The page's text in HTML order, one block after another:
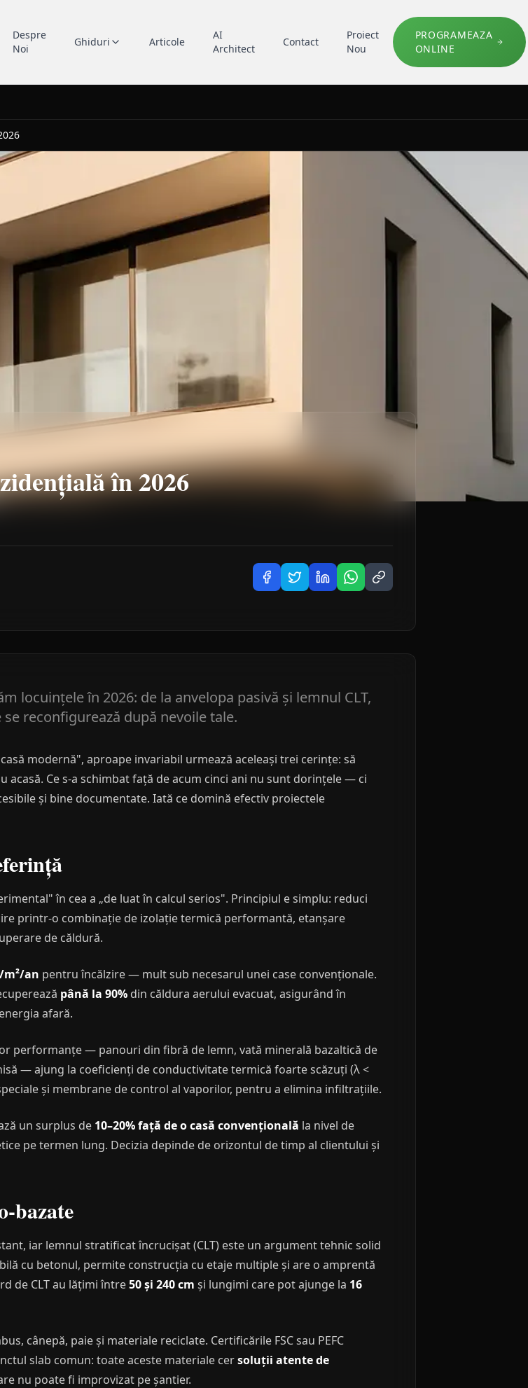
Despre
Noi
Ghiduri Articole
AI
Architect
Contact
Proiect
Nou
PROGRAMEAZA
ONLINE
în 2026
locuințele în 2026: de la anvelopa pasivă și lemnul CLT,
reconfigurează după nevoile tale.
modernă", aproape invariabil urmează aceleași trei cerințe: să
acasă. Ce s-a schimbat față de acum cinci ani nu sunt dorințele — ci
și bine documentate. Iată ce domină efectiv proiectele
în cea a „de luat în calcul serios". Principiul e simplu: reduci
printr-o combinație de izolație termică performantă, etanșare
de căldură.
m²/an pentru încălzire — mult sub necesarul unei case convenționale.
până la 90% din căldura aerului evacuat, asigurând în
afară.
performanțe — panouri din fibră de lemn, vată minerală bazaltică de
— ajung la coeficienți de conductivitate termică foarte scăzuți (λ <
și membrane de control al vaporilor, pentru a elimina infiltrațiile.
un surplus de 10–20% față de o casă convențională la nivel de
pe termen lung. Decizia depinde de orizontul de timp al clientului și
bazate
iar lemnul stratificat încrucișat (CLT) este un argument tehnic solid
cu betonul, permite construcția cu etaje multiple și are o amprentă
de CLT au lățimi între50 și 240 cm și lungimi care pot ajunge la 16
cânepă, paie și materiale reciclate. Certificările FSC sau PEFC
slab comun: toate aceste materiale cersoluții atente de
nu poate fi improvizat pe șantier.